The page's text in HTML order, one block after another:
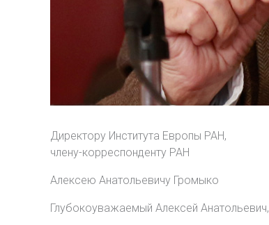
Директору Института Европы РАН,
члену-корреспонденту РАН
Алексею Анатольевичу Громыко
Глубокоуважаемый Алексей Анатольевич,